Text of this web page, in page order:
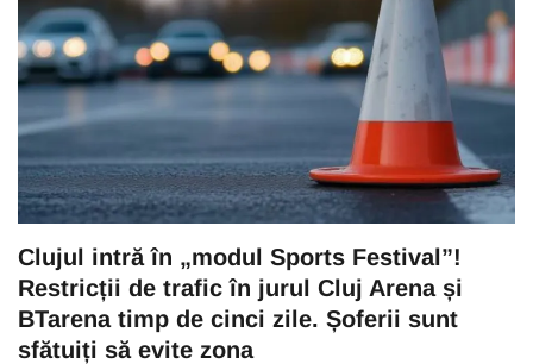
Clujul intră în „modul Sports Festival”!
Restricții de trafic în jurul Cluj Arena și
BTarena timp de cinci zile. Șoferii sunt
sfătuiți să evite zona